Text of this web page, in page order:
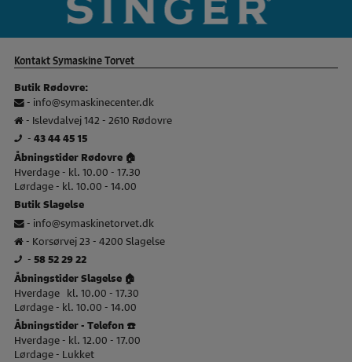
Kontakt Symaskine Torvet
Butik Rødovre:
- info@symaskinecenter.dk
- Islevdalvej 142 - 2610 Rødovre
- 43 44 45 15
Åbningstider Rødovre 🏠
Hverdage - kl. 10.00 - 17.30
Lørdage - kl. 10.00 - 14.00
Butik Slagelse
- info@symaskinetorvet.dk
- Korsørvej 23 - 4200 Slagelse
- 58 52 29 22
Åbningstider Slagelse 🏠
Hverdage kl. 10.00 - 17.30
Lørdage - kl. 10.00 - 14.00
Åbningstider - Telefon ☎️
Hverdage - kl. 12.00 - 17.00
Lørdage - Lukket